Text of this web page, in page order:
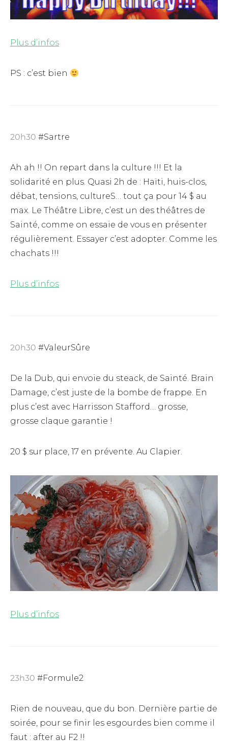
Plus d’infos
PS : c’est bien
20h30 #Sartre
Ah ah !! On repart dans la culture !!! Et la
solidarité en plus. Quasi 2h de : Haïti, huis-clos,
débat, tensions, cultureS… tout ça pour 14 $ au
max. Le Théâtre Libre, c’est un des théâtres de
Sainté, comme on essaie de vous en présenter
régulièrement. Essayer c’est adopter. Comme les
chachats !!!
Plus d’infos
20h30 #ValeurSûre
De la Dub, qui envoie du steack, de Sainté. Brain
Damage, c’est juste de la bombe de frappe. En
plus c’est avec Harrisson Stafford… grosse,
grosse claque garantie !
20 $ sur place, 17 en prévente. Au Clapier.
Plus d’infos
23h30 #Formule2
Rien de nouveau, que du bon. Dernière partie de
soirée, pour se finir les esgourdes bien comme il
faut : after au F2 !!